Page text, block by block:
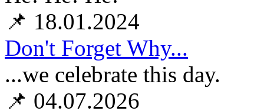
📌 18.01.2024
Don't Forget Why...
...we celebrate this day.
📌 04.07.2026